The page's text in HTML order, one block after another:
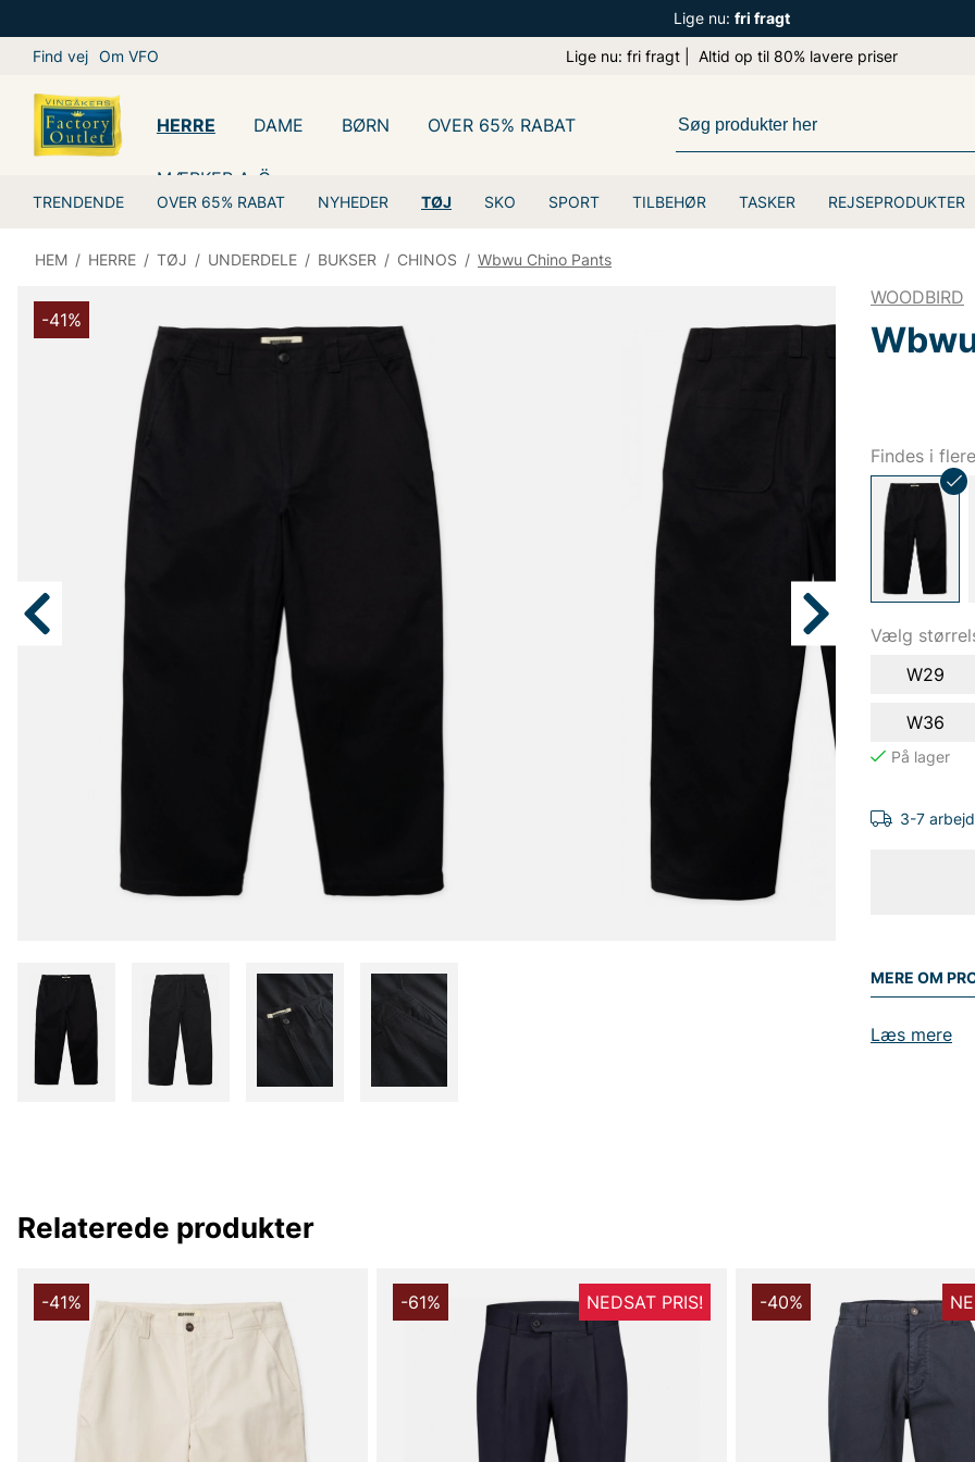
Lige nu: fri fragt
Find vej Om VFO Lige nu: fri fragt | Altid op til 80% lavere priser
HERRE
TRENDENDE OVER 65% RABAT NYHEDER TØJ SKO SPORT TILBEHØR TASKER REJSEPRODUKTER
DAME BØRN OVER 65% RABAT
MÆRKER A-Ö
HEM / HERRE / TØJ / UNDERDELE / BUKSER / CHINOS / Wbwu Chino Pants
-41%
WOODBIRD
Findes i
Vælg
W29
W36
3-7
MERE OM
Læs mere
Relaterede produkter
-41% -61% NEDSAT PRIS! -40%